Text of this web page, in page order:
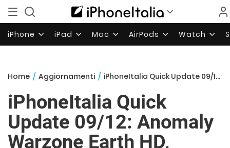
iPhone iPad Mac AirPods Watch
Home / Aggiornamenti / iPhoneItalia Quick Update 09/12: Anomaly Warzone Earth HD, N.O.V.A e Osfoora for Twitter
iPhoneItalia Quick
Update 09/12: Anomaly
Warzone Earth HD,